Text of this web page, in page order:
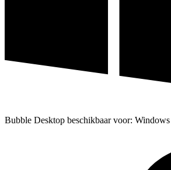
Bubble Desktop beschikbaar voor: Windows